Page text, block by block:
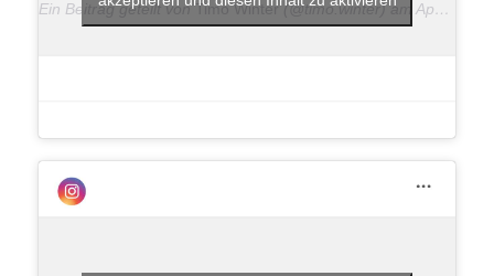
Ein Beitrag geteilt vonTimo Winter(@timo.winter) amApr 30, 2018 um 11:20 PDT